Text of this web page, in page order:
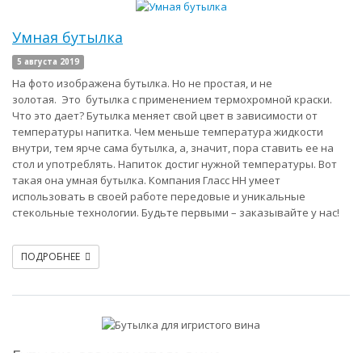
Умная бутылка
5 августа 2019
На фото изображена бутылка. Но не простая, и не
золотая. Это бутылка с применением термохромной краски.
Что это дает? Бутылка меняет свой цвет в зависимости от
температуры напитка. Чем меньше температура жидкости
внутри, тем ярче сама бутылка, а, значит, пора ставить ее на
стол и употреблять. Напиток достиг нужной температуры. Вот
такая она умная бутылка. Компания Гласс НН умеет
использовать в своей работе передовые и уникальные
стекольные технологии. Будьте первыми – заказывайте у нас!
ПОДРОБНЕЕ